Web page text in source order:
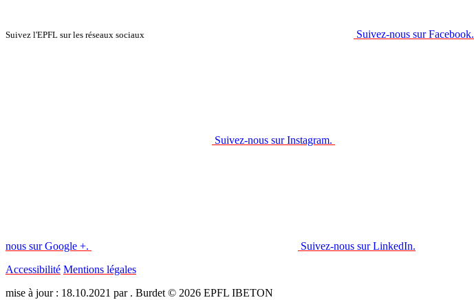
Suivez l'EPFL sur les réseaux sociaux Suivez-nous sur Facebook.
Suivez-nous sur Instagram.
nous sur Google +.
Suivez-nous sur LinkedIn.
Accessibilité Mentions légales
mise à jour : 18.10.2021 par . Burdet © 2026 EPFL IBETON